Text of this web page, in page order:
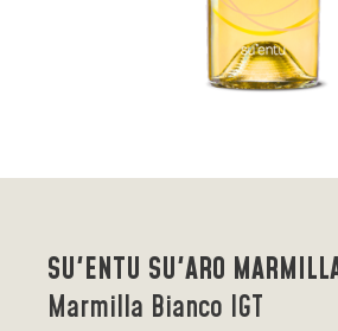
SU'ENTU SU'ARO
Marmilla Bianco IGT